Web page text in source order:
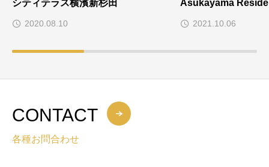
シティテラス横濱新杉田
2020.08.10
Asukayama
2021.10.06
CONTACT
各種お問合わせ